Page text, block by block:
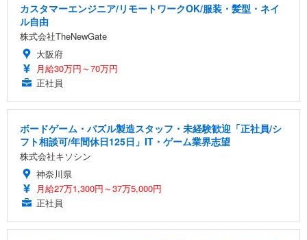
カスタマーエンジニア/リモートワークOK/服装・髪型・ネイ
ル自由
株式会社TheNewGate
大阪府
月給30万円～70万円
正社員
ボードゲーム・パズル製造スタッフ・未経験歓迎「正社員/シ
フト相談可/年間休日125日」IT・ゲーム業界志望
株式会社キソシン
神奈川県
月給27万1,300円～37万5,000円
正社員